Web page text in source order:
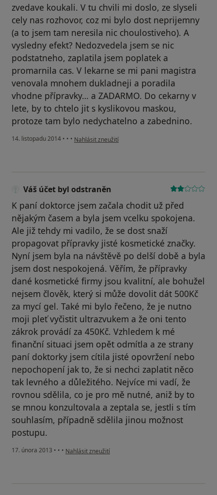
zvedave koukali. V tu chvili mi doslo, ze slyseli
cely nas rozhovor, coz mi bylo dost neprijemny
(a to jsem tam neresila nic choulostiveho). A
vysledny efekt? Nedozvedela jsem se nic
podstatneho, zaplatila jsem poplatek a
promarnila cas. V lekarne se mi pani magistra
venovala mnohem dukladneji a poradila
vhodne přípravky… a ZADARMO. Do cekarny v
lete, by to chtelo jit s kyslikovou maskou,
protoze tam bylo nedychatelno a zabednino.
14. listopadu 2014 • • • podle názoru uživatele Váš účet byl odstraněn
Nahlásit zneužití
Váš účet byl odstraněn
K paní doktorce jsem začala chodit už před
nějakým časem a byla jsem vcelku spokojena.
Ale již tehdy mi vadilo, že se dost snaží
propagovat přípravky jisté kosmetické značky.
Nyní jsem byla na návštěvě po delší době a byla
jsem dost nespokojená. Věřím, že přípravky
dané kosmetické firmy jsou kvalitní, ale bohužel
nejsem člověk, který si může dovolit dát 500Kč
za mycí gel. Také mi bylo řečeno, že je nutno
moji pleť vyčistit ultrazvukem a že oni tento
zákrok provádí za 450Kč. Vzhledem k mé
finanční situaci jsem opět odmítla a ze strany
paní doktorky jsem cítila jisté opovržení nebo
nepochopení jak to, že si nechci zaplatit něco
tak levného a důležitého. Nejvíce mi vadí, že
rovnou sdělila, co je pro mě nutné, aniž by to
se mnou konzultovala a zeptala se, jestli s tím
souhlasím, případně sdělila jinou možnost
postupu.
17. února 2013 • • • podle názoru uživatele Váš účet byl odstraněn
Nahlásit zneužití